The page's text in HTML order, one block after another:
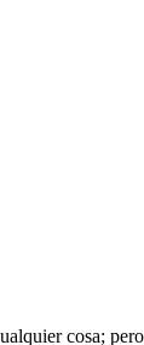
cosa; pero